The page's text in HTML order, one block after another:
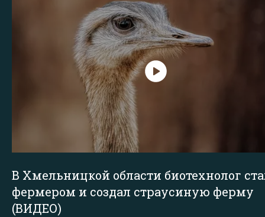
В Хмельницкой области биотехнолог
фермером и создал страусиную ферму
(ВИДЕО)